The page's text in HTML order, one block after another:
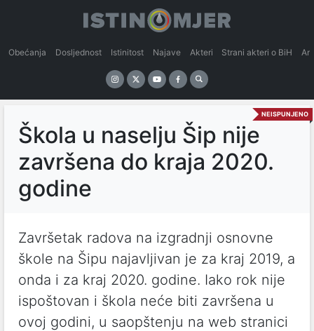
Obećanja Dosljednost Istinitost Najave Akteri Strani akteri o BiH
NEISPUNJENO
Škola u naselju Šip nije
završena do kraja 2020.
godine
Završetak radova na izgradnji osnovne
škole na Šipu najavljivan je za kraj 2019, a
onda i za kraj 2020. godine. Iako rok nije
ispoštovan i škola neće biti završena u
ovoj godini, u saopštenju na web stranici